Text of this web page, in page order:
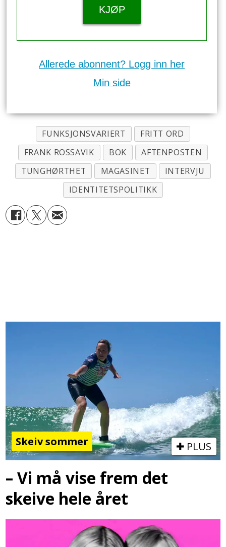
KJØP
Allerede abonnent? Logg inn her
Min side
FUNKSJONSVARIERT
FRITT ORD
FRANK ROSSAVIK
BOK
AFTENPOSTEN
TUNGHØRTHET
MAGASINET
INTERVJU
IDENTITETSPOLITIKK
Skeiv sommer PLUS
– Vi må vise frem det
skeive hele året